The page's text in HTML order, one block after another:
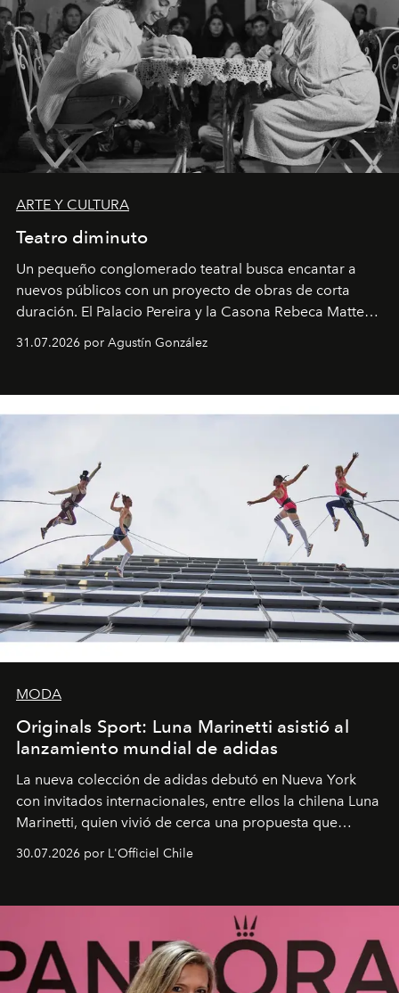
ARTE Y CULTURA
Teatro diminuto
Un pequeño conglomerado teatral busca encantar a
nuevos públicos con un proyecto de obras de corta
duración. El Palacio Pereira y la Casona Rebeca Matte
miniobras. Sus puestas en escena son limpias; ponen el
31.07.2026 por Agustín González
MODA
Originals Sport: Luna Marinetti asistió al
lanzamiento mundial de adidas
La nueva colección de adidas debutó en Nueva York
con invitados internacionales, entre ellos la chilena Luna
Marinetti, quien vivió de cerca una propuesta que
30.07.2026 por L'Officiel Chile